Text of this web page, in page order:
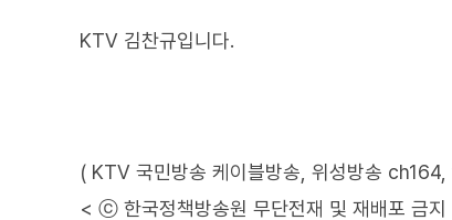
KTV 김찬규입니다.
( KTV 국민방송 케이블방송, 위성방송 ch164,
< ⓒ 한국정책방송원 무단전재 및 재배포 금지